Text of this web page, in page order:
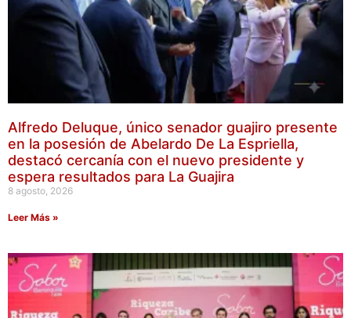
Alfredo Deluque, único senador guajiro presente
en la posesión de Abelardo De La Espriella,
destacó cercanía con el nuevo presidente y
espera resultados para La Guajira
8 agosto, 2026
Leer Más »